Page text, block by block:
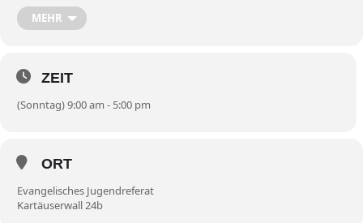
Unsere Kurse sind vielseitig anerkannt und erfüllen die
den Führerschein
die JuLeiCa (Jugendleiter:innen-Card)
verschiedene Situationen vor, sodass du mit einem sicheren Gefühl
MEHR
ZEIT
(Sonntag) 9:00 am - 5:00 pm
ORT
Evangelisches Jugendreferat
Kartäuserwall 24b